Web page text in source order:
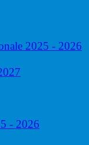
2025 - 2026
- 2026